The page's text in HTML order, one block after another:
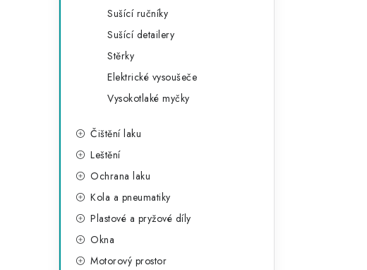
Sušící ručníky
Sušící detailery
Stěrky
Elektrické vysoušeče
Vysokotlaké myčky
Čištění laku
Leštění
Ochrana laku
Kola a pneumatiky
Plastové a pryžové díly
Okna
Motorový prostor